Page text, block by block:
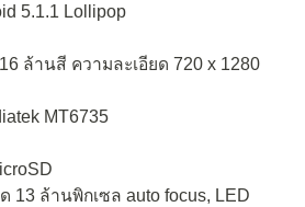
5.1.1 Lollipop
ล้านสี ความละเอียด 720 x 1280
MT6735
13 ล้านพิกเซล auto focus, LED